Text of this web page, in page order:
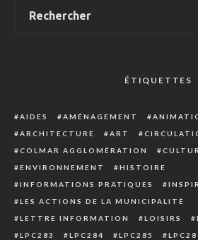
ÉTIQUETTES
AIDES AMÉNAGEMENT
ARCHITECTURE
ART
COLMAR AGGLOMÉRATION
ENVIRONNEMENT
HISTOIRE
INFORMATIONS PRATIQUES
LES ACTIONS DE LA MUNICIPALITÉ
LETTRE INFORMATION
LOISIRS
LPC283
LPC284 LPC285